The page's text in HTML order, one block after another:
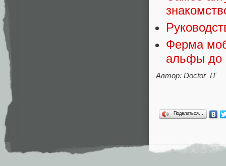
Ферма
альфы до
Автор: Doctor_IT
Поделиться…